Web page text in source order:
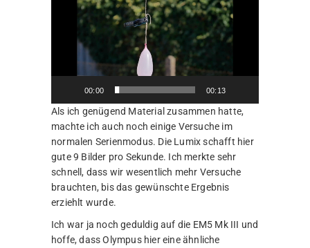
Player
00:00 00:13
Als ich genügend Material zusammen hatte,
machte ich auch noch einige Versuche im
normalen Serienmodus. Die Lumix schafft hier
gute 9 Bilder pro Sekunde. Ich merkte sehr
schnell, dass wir wesentlich mehr Versuche
brauchten, bis das gewünschte Ergebnis
erziehlt wurde.
Ich war ja noch geduldig auf die EM5 Mk III und
hoffe, dass Olympus hier eine ähnliche